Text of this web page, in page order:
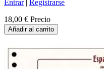
Entrar| Registrarse
18,00 € Precio
Añadir al carrito